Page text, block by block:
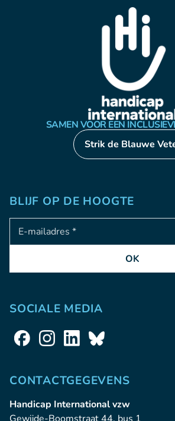
SAMEN VOOR EEN
Strik de Blauwe
BLIJF OP DE HOOGTE
Adresse e-mail
OK
SOCIALE MEDIA
CONTACTGEGEVENS
Handicap International vzw